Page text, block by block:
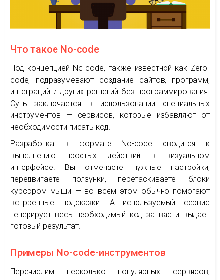
Что такое No-code
Под концепцией No-code, также известной как Zero-
code, подразумевают создание сайтов, программ,
интеграций и других решений без программирования.
Суть заключается в использовании специальных
инструментов — сервисов, которые избавляют от
необходимости писать код.
Разработка в формате No-code сводится к
выполнению простых действий в визуальном
интерфейсе. Вы отмечаете нужные настройки,
передвигаете ползунки, перетаскиваете блоки
курсором мыши — во всем этом обычно помогают
встроенные подсказки. А используемый сервис
генерирует весь необходимый код за вас и выдает
готовый результат.
Примеры No-code-инструментов
Перечислим несколько популярных сервисов,